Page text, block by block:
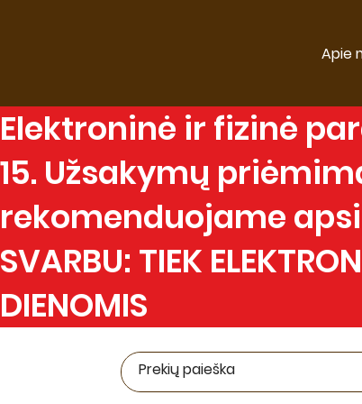
Apie
Elektroninė ir fizinė
15. Užsakymų
rekomenduojame
SVARBU: TIEK
DIENOMIS